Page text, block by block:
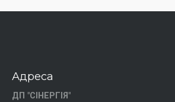
Адреса
ДП "СІНЕРГІЯ"